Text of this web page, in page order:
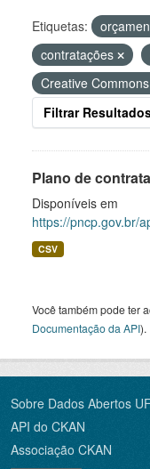
Etiquetas:
contratações
Creative
Filtrar
Plano de
Disponíveis em
https://pncp.gov.br/
CSV
Você também pode ter
Documentação da API).
Sobre Dados Abertos
API do CKAN
Associação CKAN